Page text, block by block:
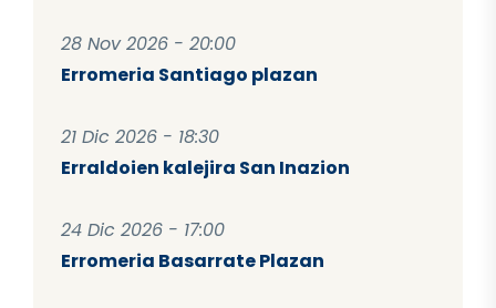
28 Nov 2026 - 20:00
Erromeria Santiago plazan
21 Dic 2026 - 18:30
Erraldoien kalejira San Inazion
24 Dic 2026 - 17:00
Erromeria Basarrate Plazan